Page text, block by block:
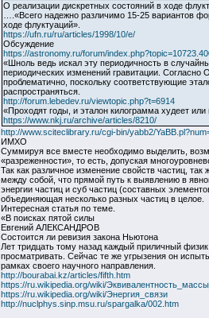
О реализации дискретных состояний в ходе
….«Всего надежно различимо 15-25 вариантов
ходе флуктуаций».
https://ufn.ru/ru/articles/1998/10/e/
Обсуждение
https://astronomy.ru/forum/
«Шноль ведь искал эту периодичность в
периодических изменений гравитации.
проблематично, поскольку соответствующие
распространяться.
http://forum.lebedev.ru/viewtopic.php?t=6914
«Проходят годы, и эталон килограмма худеет или
https://www.nkj.ru/archive/articles/8210/
http://www.sciteclibrary.ru/cgi-bin/yabb2/
ИМХО
Суммируя все вместе необходимо выделить,
«разреженности», то есть, допуская
Так как различное изменение свойств частиц,
между собой, что прямой путь к выявлению в
энергии частиц и суб частиц (составных
объединяющая несколько разных частиц в целое.
Интересная статья по теме.
«В поисках пятой силы
Евгений АЛЕКСАНДРОВ
Состоится ли ревизия закона Ньютона
Лет тридцать тому назад каждый приличный
просматривать. Сейчас те же угрызения он
рамках своего научного направления.
http://bourabai.kz/articles/fifth.htm
https://ru.wikipedia.org/wiki/
https://ru.wikipedia.org/wiki/Энергия_связи
http://nuclphys.sinp.msu.ru/spargalka/002.htm